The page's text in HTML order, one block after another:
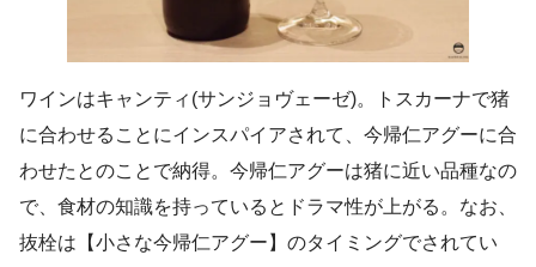
ワインはキャンティ(サンジョヴェーゼ)。トスカーナで猪
に合わせることにインスパイアされて、今帰仁アグーに合
わせたとのことで納得。今帰仁アグーは猪に近い品種なの
で、食材の知識を持っているとドラマ性が上がる。なお、
抜栓は【小さな今帰仁アグー】のタイミングでされてい